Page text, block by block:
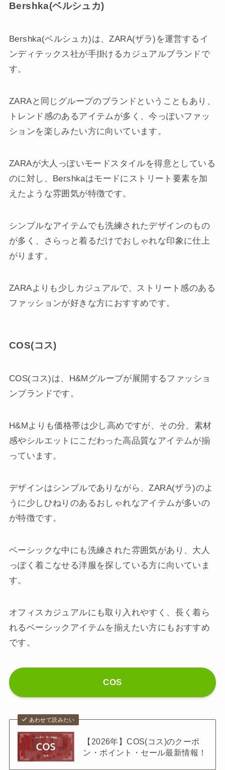
Bershka(ベルシュカ)
Bershka(ベルシュカ)は、ZARA(ザラ)を運営するイ
ンディテックス社が手掛けるカジュアルブランドで
す。
ZARAと同じグループのブランドということもあり、
トレンド感のあるアイテムが多く、今っぽいファッ
ションを楽しみたい方に向いています。
ZARAが大人っぽいモードスタイルを得意としている
のに対し、Bershkaはモードにストリート要素を加
えたような雰囲気が特徴です。
シンプルなアイテムでも洗練されたデザインのもの
が多く、さらっと着るだけでおしゃれな印象に仕上
がります。
ZARAよりも少しカジュアルで、ストリート感のある
ファッションが好きな方におすすめです。
COS(コス)
COS(コス)は、H&Mグループが展開するファッショ
ンブランドです。
H&Mよりも価格帯は少し高めですが、その分、素材
感やシルエットにこだわった高品質なアイテムが揃
っています。
デザインはシンプルでありながら、ZARA(ザラ)のよ
うに少しひねりのあるおしゃれなアイテムが多いの
が特徴です。
ベーシックな中にも洗練された雰囲気があり、大人
っぽく着こなせる洋服を探している方に向いていま
す。
オフィスカジュアルにも取り入れやすく、長く着ら
れるベーシックアイテムを揃えたい方にもおすすめ
です。
COS
あわせて読みたい
【2026年】COS(コス)のクーポ
ン・ポイント・セール最新情報！